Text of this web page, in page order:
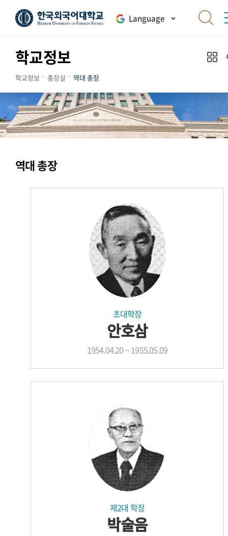
Language
학교정보
학교정보 총장실 역대 총장
역대 총장
초대학장
안호삼
1954.04.20 ~ 1955.05.09
제2대 학장
박술음